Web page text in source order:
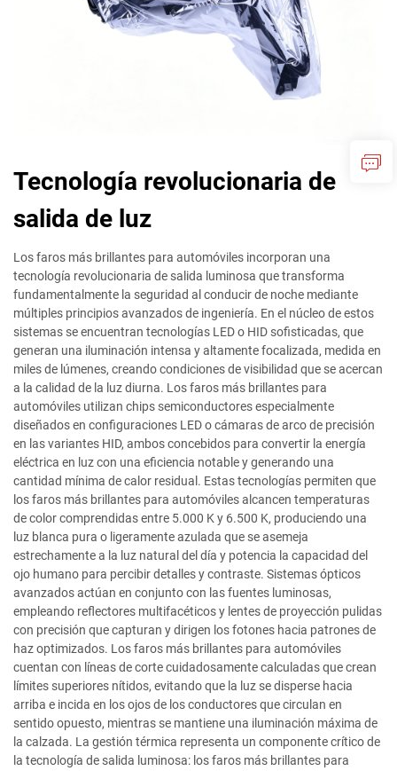
Tecnología revolucionaria de
salida de luz
Los faros más brillantes para automóviles incorporan una
tecnología revolucionaria de salida luminosa que transforma
fundamentalmente la seguridad al conducir de noche mediante
múltiples principios avanzados de ingeniería. En el núcleo de estos
sistemas se encuentran tecnologías LED o HID sofisticadas, que
generan una iluminación intensa y altamente focalizada, medida en
miles de lúmenes, creando condiciones de visibilidad que se acercan
a la calidad de la luz diurna. Los faros más brillantes para
automóviles utilizan chips semiconductores especialmente
diseñados en configuraciones LED o cámaras de arco de precisión
en las variantes HID, ambos concebidos para convertir la energía
eléctrica en luz con una eficiencia notable y generando una
cantidad mínima de calor residual. Estas tecnologías permiten que
los faros más brillantes para automóviles alcancen temperaturas
de color comprendidas entre 5.000 K y 6.500 K, produciendo una
luz blanca pura o ligeramente azulada que se asemeja
estrechamente a la luz natural del día y potencia la capacidad del
ojo humano para percibir detalles y contraste. Sistemas ópticos
avanzados actúan en conjunto con las fuentes luminosas,
empleando reflectores multifacéticos y lentes de proyección pulidas
con precisión que capturan y dirigen los fotones hacia patrones de
haz optimizados. Los faros más brillantes para automóviles
cuentan con líneas de corte cuidadosamente calculadas que crean
límites superiores nítidos, evitando que la luz se disperse hacia
arriba e incida en los ojos de los conductores que circulan en
sentido opuesto, mientras se mantiene una iluminación máxima de
la calzada. La gestión térmica representa un componente crítico de
la tecnología de salida luminosa: los faros más brillantes para